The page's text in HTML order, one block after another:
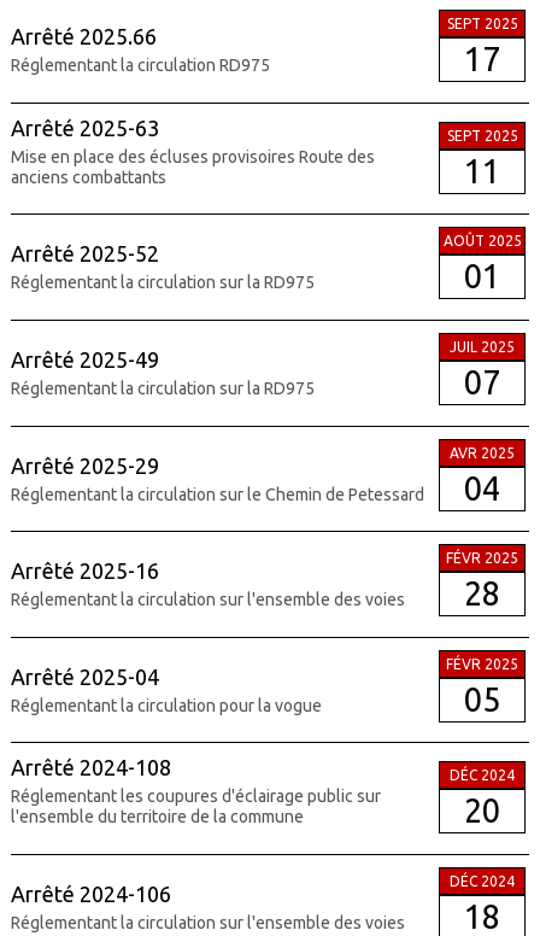
Arrêté 2025.66
Réglementant la circulation RD975
SEPT 2025
17
Arrêté 2025-63
Mise en place des écluses provisoires Route des
anciens combattants
SEPT 2025
11
Arrêté 2025-52
Réglementant la circulation sur la RD975
AOÛT 2025
01
Arrêté 2025-49
Réglementant la circulation sur la RD975
JUIL 2025
07
Arrêté 2025-29
Réglementant la circulation sur le Chemin de Petessard
AVR 2025
04
Arrêté 2025-16
Réglementant la circulation sur l'ensemble des voies
FÉVR 2025
28
Arrêté 2025-04
Réglementant la circulation pour la vogue
FÉVR 2025
05
Arrêté 2024-108
Réglementant les coupures d'éclairage public sur
l'ensemble du territoire de la commune
DÉC 2024
20
Arrêté 2024-106
Réglementant la circulation sur l'ensemble des voies
DÉC 2024
18